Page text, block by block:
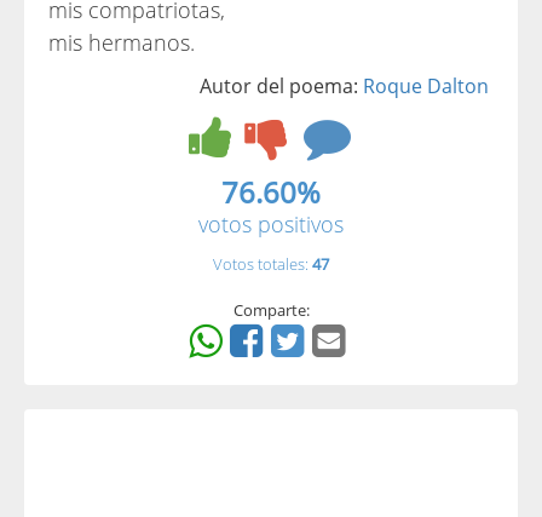
mis compatriotas,
mis hermanos.
Autor del poema: Roque Dalton
76.60%
votos positivos
Votos totales: 47
Comparte: